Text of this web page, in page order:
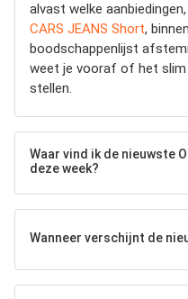
alvast welke
CARS JEANS Short,
boodschappenlijst
weet je vooraf of het slim
stellen.
Waar vind ik de nieuwste
deze week?
Wanneer verschijnt de